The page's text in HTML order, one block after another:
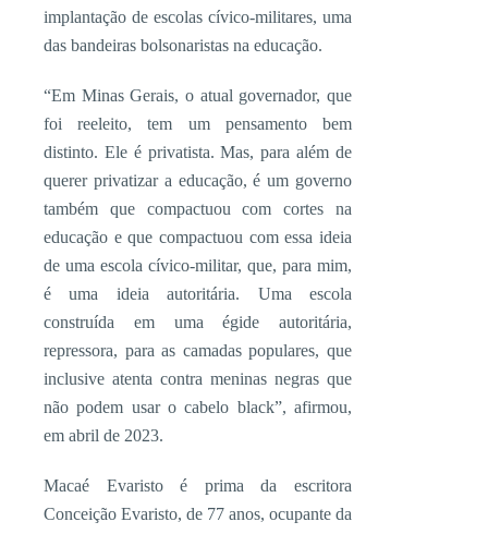
implantação de escolas cívico-militares, uma
das bandeiras bolsonaristas na educação.
“Em Minas Gerais, o atual governador, que
foi reeleito, tem um pensamento bem
distinto. Ele é privatista. Mas, para além de
querer privatizar a educação, é um governo
também que compactuou com cortes na
educação e que compactuou com essa ideia
de uma escola cívico-militar, que, para mim,
é uma ideia autoritária. Uma escola
construída em uma égide autoritária,
repressora, para as camadas populares, que
inclusive atenta contra meninas negras que
não podem usar o cabelo black”, afirmou,
em abril de 2023.
Macaé Evaristo é prima da escritora
Conceição Evaristo, de 77 anos, ocupante da